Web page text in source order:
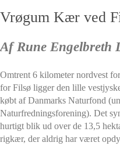
Vrøgum Kær ved
Af Rune Engelbreth
Omtrent 6 kilometer nordvest
for Filsø ligger den lille
købt af Danmarks Naturfond
Naturfredningsforening). Det
hurtigt blik ud over de 13,5
rigkær, der aldrig har været